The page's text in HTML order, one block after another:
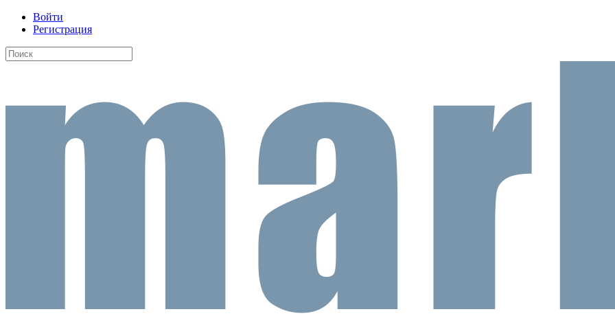
Войти
Регистрация